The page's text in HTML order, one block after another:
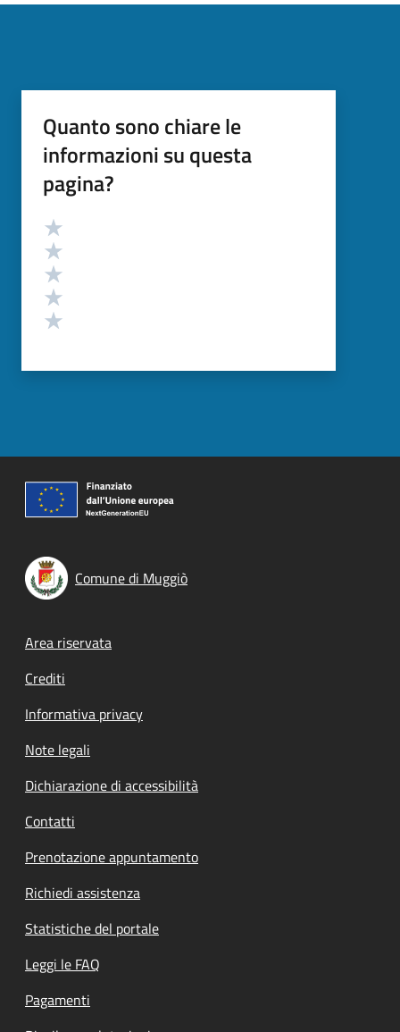
Quanto sono chiare le
informazioni su questa
pagina?
Valutazione
Comune di Muggiò
Footer menu
Area riservata
Crediti
Informativa privacy
Note legali
Dichiarazione di accessibilità
Contatti
Prenotazione appuntamento
Richiedi assistenza
Statistiche del portale
Leggi le FAQ
Pagamenti